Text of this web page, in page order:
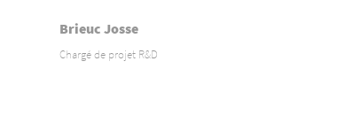
Elsa Scouarnec